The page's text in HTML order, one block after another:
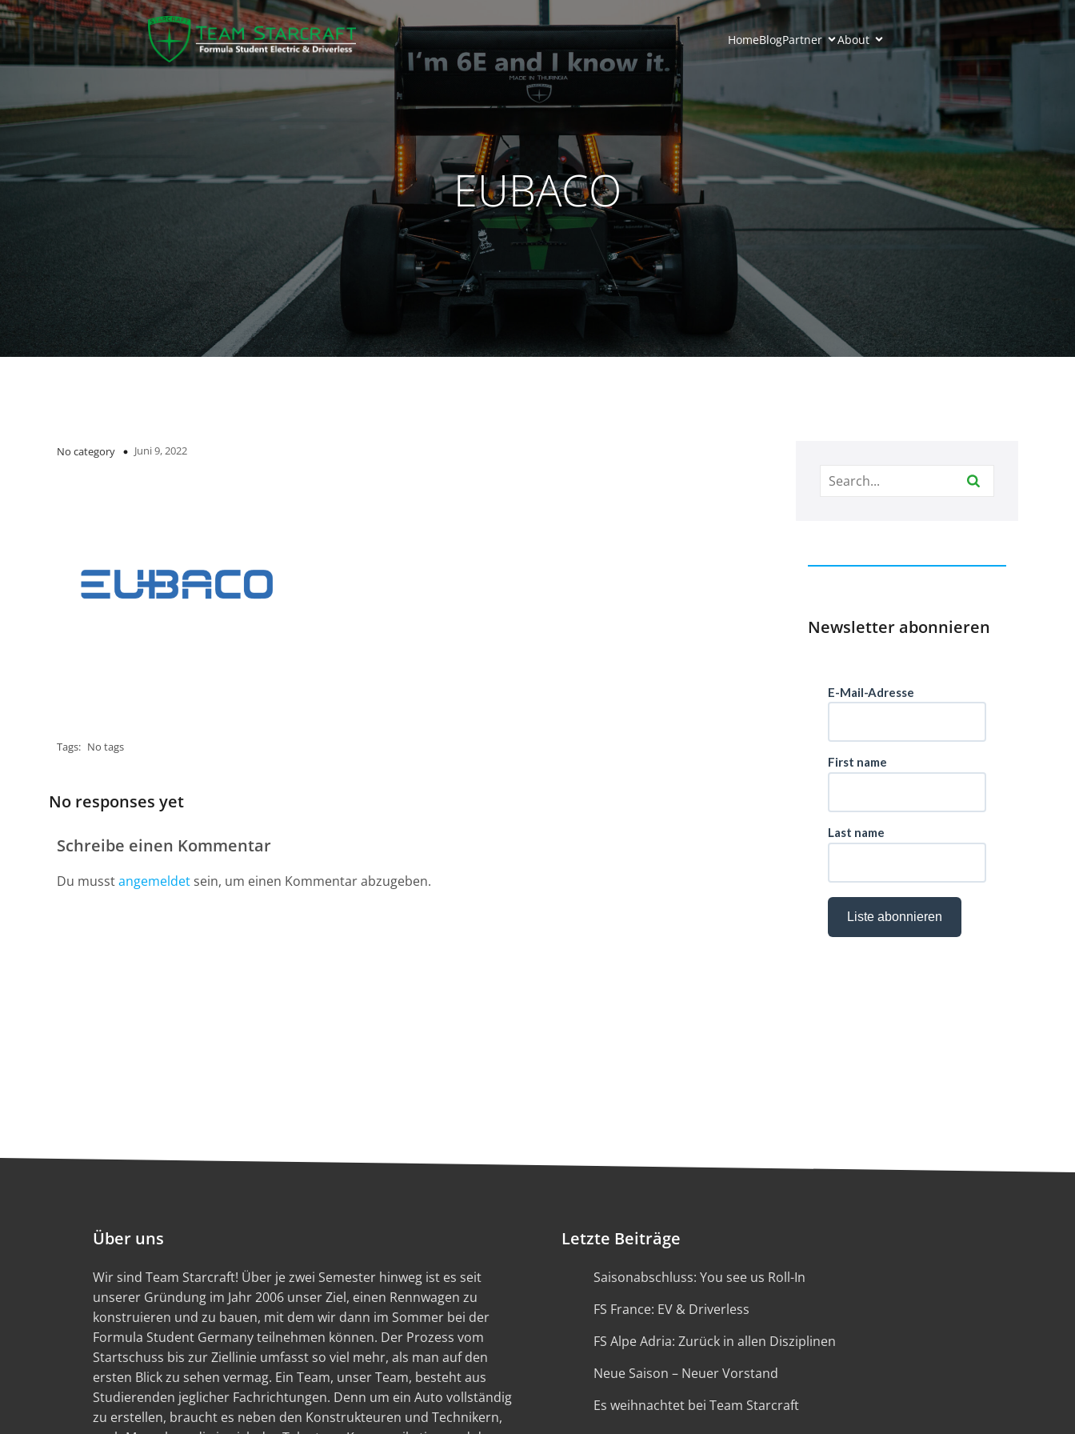
HomeBlogPartner About
EUBACO
No category Juni 9, 2022
Tags: No tags
No responses yet
Schreibe einen Kommentar
Du musstangemeldet sein, um einen Kommentar abzugeben.
Newsletter abonnieren
Über uns
Wir sind Team Starcraft! Über je zwei Semester hinweg ist es seit
unserer Gründung im Jahr 2006 unser Ziel, einen Rennwagen zu
konstruieren und zu bauen, mit dem wir dann im Sommer bei der
Formula Student Germany teilnehmen können. Der Prozess vom
Startschuss bis zur Ziellinie umfasst so viel mehr, als man auf den
ersten Blick zu sehen vermag. Ein Team, unser Team, besteht aus
Studierenden jeglicher Fachrichtungen. Denn um ein Auto vollständig
zu erstellen, braucht es neben den Konstrukteuren und Technikern,
Letzte Beiträge
Saisonabschluss: You see us Roll-In
FS France: EV & Driverless
FS Alpe Adria: Zurück in allen Disziplinen
Neue Saison – Neuer Vorstand
Es weihnachtet bei Team Starcraft